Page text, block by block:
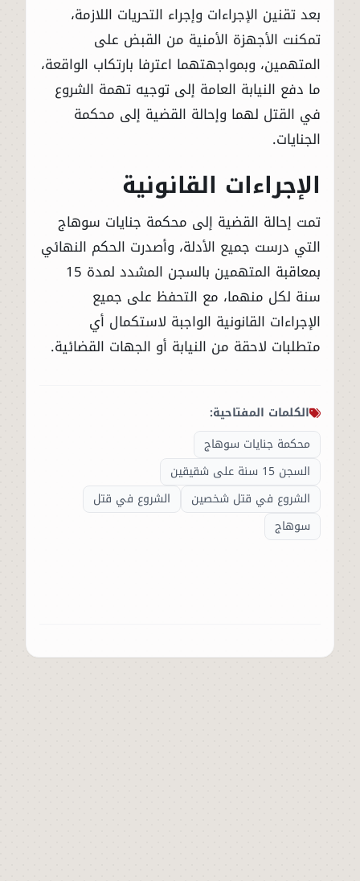
بعد تقنين الإجراءات وإجراء التحريات اللازمة،
تمكنت الأجهزة الأمنية من القبض على
المتهمين، وبمواجهتهما اعترفا بارتكاب الواقعة،
ما دفع النيابة العامة إلى توجيه تهمة الشروع
في القتل لهما وإحالة القضية إلى محكمة
الجنايات.
الإجراءات القانونية
تمت إحالة القضية إلى محكمة جنايات سوهاج
التي درست جميع الأدلة، وأصدرت الحكم النهائي
بمعاقبة المتهمين بالسجن المشدد لمدة 15
سنة لكل منهما، مع التحفظ على جميع
الإجراءات القانونية الواجبة لاستكمال أي
متطلبات لاحقة من النيابة أو الجهات القضائية.
الكلمات المفتاحية:
محكمة جنايات سوهاج
السجن 15 سنة على شقيقين
الشروع في قتل شخصين
الشروع في قتل
سوهاج